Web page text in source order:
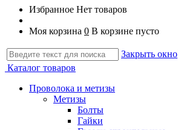
Избранное Нет товаров
Моя корзина 0 В корзине пусто
Закрыть окно
Каталог товаров
Проволока и метизы
Метизы
Болты
Гайки